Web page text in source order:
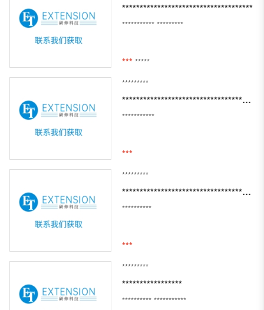
*************************************
*********** *********
*** *****
*********
**************************************************************
***********
***
*********
**********************************************************************************
**********
***
*********
*****************
********** ***********